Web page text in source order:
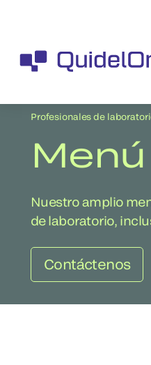
Profesionales de
Nuestro amplio
de laboratorio,
Contáctenos